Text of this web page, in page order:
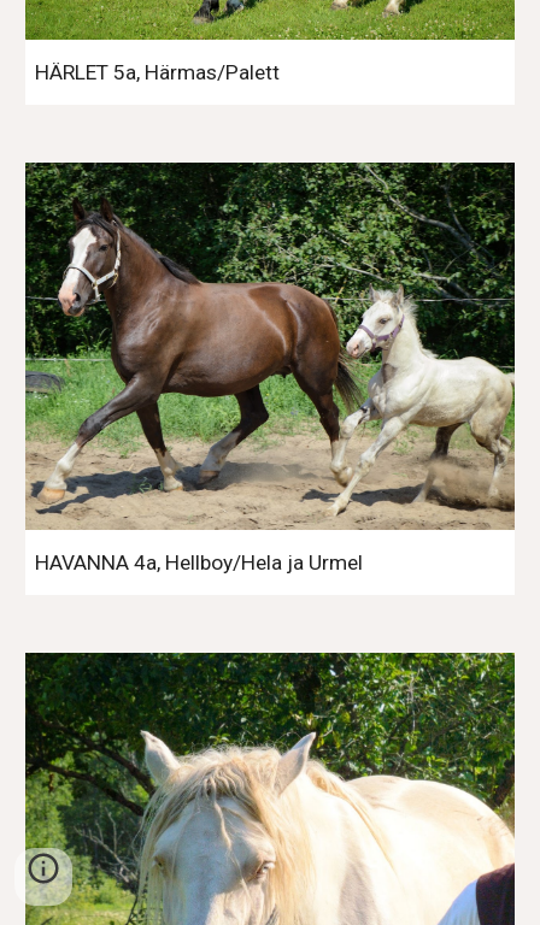
HÄRLET 5a, Härmas/Palett
HAVANNA 4a, Hellboy/Hela ja Urmel